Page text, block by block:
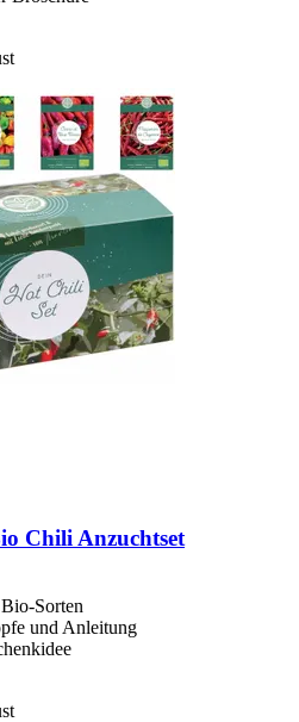
Chili Anzuchtset
Sorten
und Anleitung